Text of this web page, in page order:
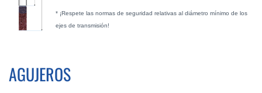
* ¡Respete las normas de seguridad relativas al diámetro mínimo de los
ejes de transmisión!
AGUJEROS